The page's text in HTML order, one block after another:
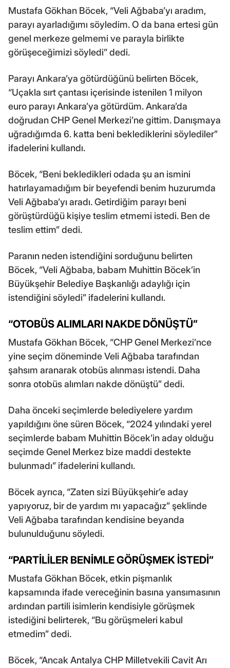
Mustafa Gökhan Böcek, “Veli Ağbaba’yı aradım,
parayı ayarladığımı söyledim. O da bana ertesi gün
genel merkeze gelmemi ve parayla birlikte
görüşeceğimizi söyledi” dedi.
Parayı Ankara’ya götürdüğünü belirten Böcek,
“Uçakla sırt çantası içerisinde istenilen 1 milyon
euro parayı Ankara’ya götürdüm. Ankara’da
doğrudan CHP Genel Merkezi’ne gittim. Danışmaya
uğradığımda 6. katta beni beklediklerini söylediler”
ifadelerini kullandı.
Böcek, “Beni bekledikleri odada şu an ismini
hatırlayamadığım bir beyefendi benim huzurumda
Veli Ağbaba’yı aradı. Getirdiğim parayı beni
görüştürdüğü kişiye teslim etmemi istedi. Ben de
teslim ettim” dedi.
Paranın neden istendiğini sorduğunu belirten
Böcek, “Veli Ağbaba, babam Muhittin Böcek’in
Büyükşehir Belediye Başkanlığı adaylığı için
istendiğini söyledi” ifadelerini kullandı.
“OTOBÜS ALIMLARI NAKDE DÖNÜŞTÜ”
Mustafa Gökhan Böcek, “CHP Genel Merkezi’nce
yine seçim döneminde Veli Ağbaba tarafından
şahsım aranarak otobüs alınması istendi. Daha
sonra otobüs alımları nakde dönüştü” dedi.
Daha önceki seçimlerde belediyelere yardım
yapıldığını öne süren Böcek, “2024 yılındaki yerel
seçimlerde babam Muhittin Böcek’in aday olduğu
seçimde Genel Merkez bize maddi destekte
bulunmadı” ifadelerini kullandı.
Böcek ayrıca, “Zaten sizi Büyükşehir’e aday
yapıyoruz, bir de yardım mı yapacağız” şeklinde
Veli Ağbaba tarafından kendisine beyanda
bulunulduğunu söyledi.
“PARTİLİLER BENİMLE GÖRÜŞMEK İSTEDİ”
Mustafa Gökhan Böcek, etkin pişmanlık
kapsamında ifade vereceğinin basına yansımasının
ardından partili isimlerin kendisiyle görüşmek
istediğini belirterek, “Bu görüşmeleri kabul
etmedim” dedi.
Böcek, “Ancak Antalya CHP Milletvekili Cavit Arı